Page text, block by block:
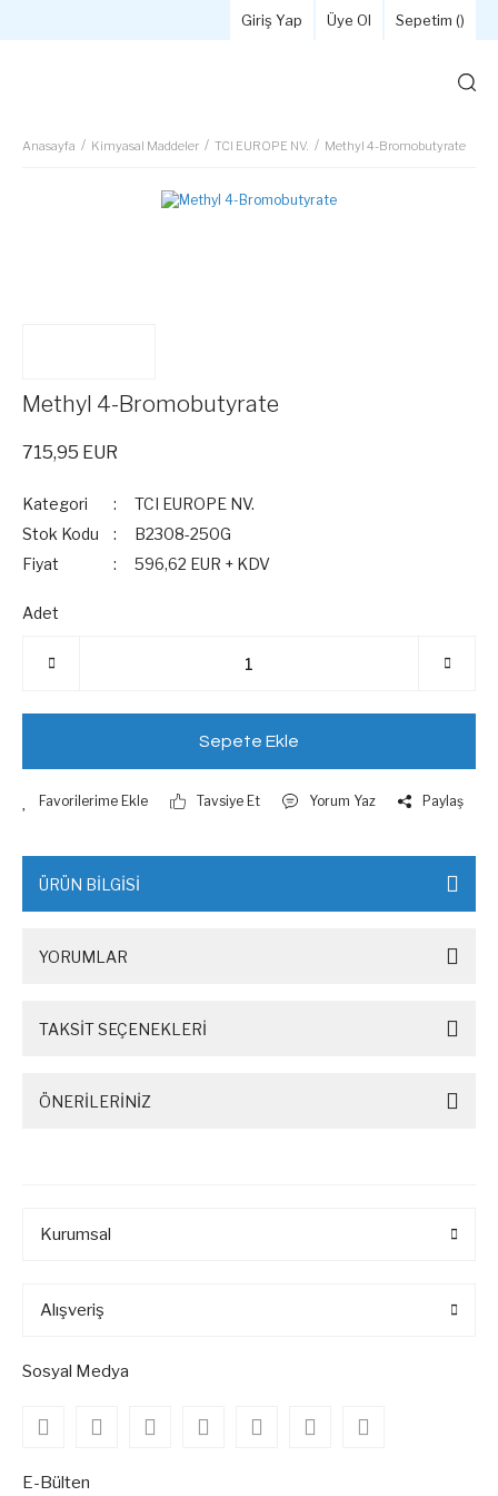
Giriş Yap Üye Ol Sepetim ()
Anasayfa Kimyasal Maddeler TCI EUROPE NV. Methyl 4-Bromobutyrate
Methyl 4-Bromobutyrate
715,95 EUR
Kategori
TCI EUROPE NV.
Stok Kodu
B2308-250G
Fiyat
596,62 EUR + KDV
Adet
Sepete Ekle
Tavsiye Et Yorum Yaz Paylaş
ÜRÜN BİLGİSİ
YORUMLAR
TAKSİT SEÇENEKLERİ
ÖNERİLERİNİZ
Kurumsal
Alışveriş
Sosyal Medya
E-Bülten